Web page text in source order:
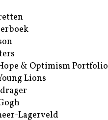
& Optimism Portfolio
Lions
Lagerveld